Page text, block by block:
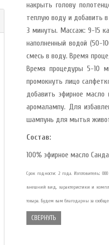
Мармелад-суфле с
яблоком и вишней в
горьком шокола..
8.40 руб.
Зубная паста
эмали Magic Alatai 75
10.41 руб.
Масло из виноградных
косточек HUILE DE
32.29 руб.
накрыть голову
теплую воду и добавить
3 минуты. Массаж: 9-15
наполненный водой (50-
смесь в воду. Время
Время процедуры 5-10
промокнуть лицо
добавить эфирное
аромалампу. Для
шампунь для мытья
Состав:
100% эфирное масло
Срок годности: 2 года. Изготовитель:
внешний вид, характеристики и
товара. Будем вам благодарны за
СВЕРНУТЬ